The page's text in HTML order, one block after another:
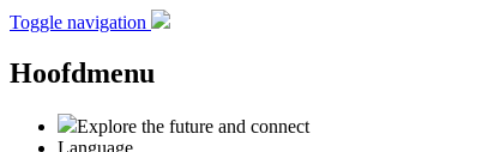
Toggle navigation
Hoofdmenu
Explore the future and connect
Language